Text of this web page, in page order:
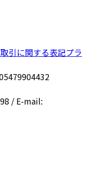
引に関する表記プラ
/ E-mail: